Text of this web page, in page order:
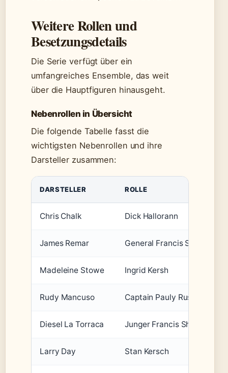
Weitere Rollen und
Besetzungsdetails
Die Serie verfügt über ein
umfangreiches Ensemble, das weit
über die Hauptfiguren hinausgeht.
Nebenrollen in Übersicht
Die folgende Tabelle fasst die
wichtigsten Nebenrollen und ihre
Darsteller zusammen:
DARSTELLER ROLLE
Chris Chalk Dick Hallorann
James Remar General Francis Shaw
Madeleine Stowe Ingrid Kersh
Rudy Mancuso Captain Pauly Russo
Diesel La Torraca Junger Francis Shaw
Larry Day Stan Kersch